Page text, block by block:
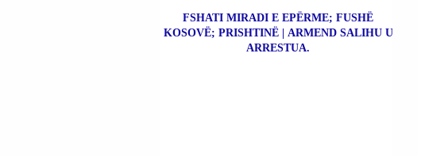
FSHATI MIRADI E EPËRME; FUSHË
KOSOVË; PRISHTINË | ARMEND SALIHU U
ARRESTUA.